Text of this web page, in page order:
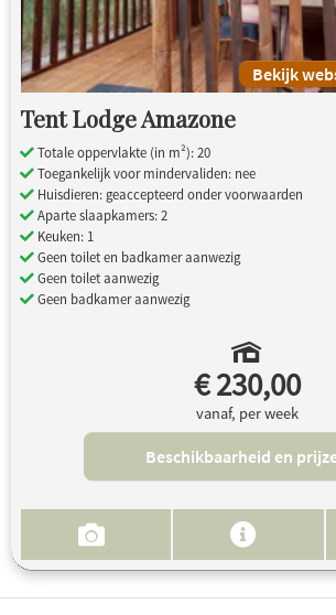
Bekijk
Tent Lodge Amazone
Totale oppervlakte (in m²): 20
Toegankelijk voor mindervaliden: nee
Huisdieren: geaccepteerd onder voorwaarden
Aparte slaapkamers: 2
Keuken: 1
Geen toilet en badkamer aanwezig
Geen toilet aanwezig
Geen badkamer aanwezig
€ 230,00
vanaf, per week
Beschikbaarheid en